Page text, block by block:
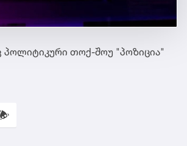
პოლიტიკური თოქ-შოუ "პოზიცია"